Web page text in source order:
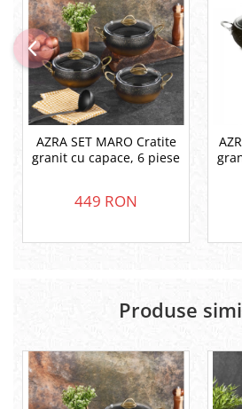
AZRA SET MARO Cratite
granit cu capace, 6 piese
449 RON
Produse